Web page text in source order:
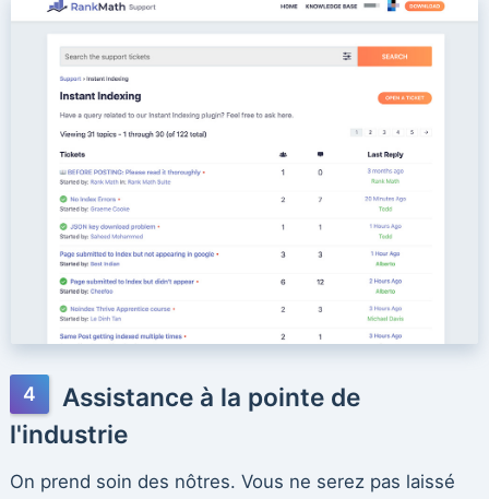
Assistance à la pointe de
l'industrie
On prend soin des nôtres. Vous ne serez pas laissé